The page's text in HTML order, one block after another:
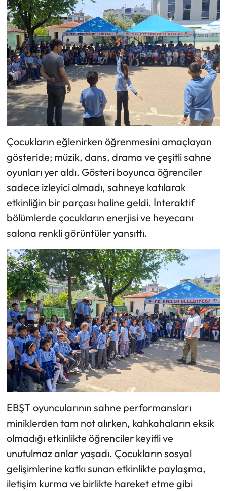
Çocukların eğlenirken öğrenmesini amaçlayan
gösteride; müzik, dans, drama ve çeşitli sahne
oyunları yer aldı. Gösteri boyunca öğrenciler
sadece izleyici olmadı, sahneye katılarak
etkinliğin bir parçası haline geldi. İnteraktif
bölümlerde çocukların enerjisi ve heyecanı
salona renkli görüntüler yansıttı.
EBŞT oyuncularının sahne performansları
miniklerden tam not alırken, kahkahaların eksik
olmadığı etkinlikte öğrenciler keyifli ve
unutulmaz anlar yaşadı. Çocukların sosyal
gelişimlerine katkı sunan etkinlikte paylaşma,
iletişim kurma ve birlikte hareket etme gibi